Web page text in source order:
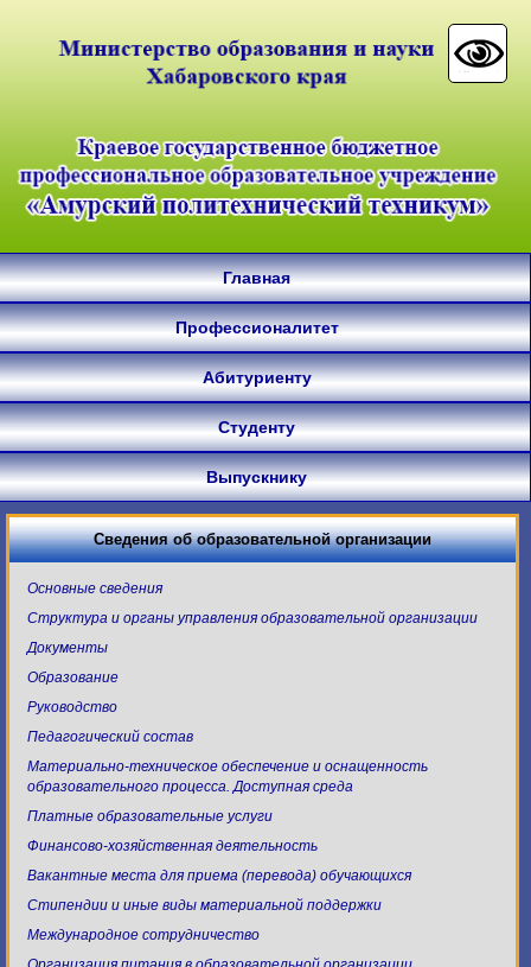
Главная
Профессионалитет
Абитуриенту
Студенту
Выпускнику
Сведения об образовательной организации
Основные сведения
Структура и органы управления образовательной организации
Документы
Образование
Руководство
Педагогический состав
Материально-техническое обеспечение и оснащенность
образовательного процесса. Доступная среда
Платные образовательные услуги
Финансово-хозяйственная деятельность
Вакантные места для приема (перевода) обучающихся
Стипендии и иные виды материальной поддержки
Международное сотрудничество